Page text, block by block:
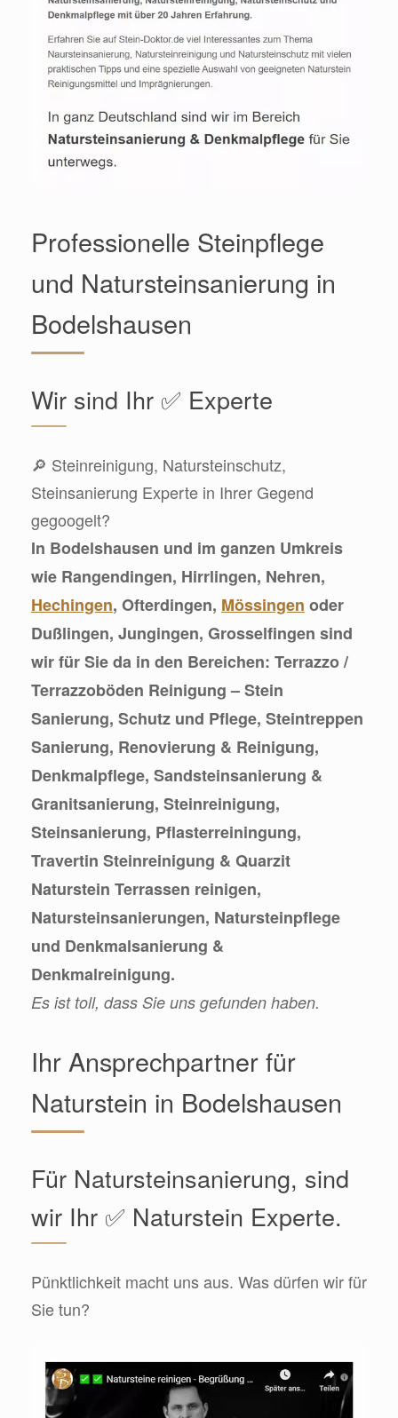
Professionelle Steinpflege
und Natursteinsanierung in
Bodelshausen
Wir sind Ihr ✅ Experte
🔎 Steinreinigung, Natursteinschutz,
Steinsanierung Experte in Ihrer Gegend
gegoogelt?
In Bodelshausen und im ganzen Umkreis
wie Rangendingen, Hirrlingen, Nehren,
Hechingen, Ofterdingen, Mössingen oder
Dußlingen, Jungingen, Grosselfingen sind
wir für Sie da in den Bereichen: Terrazzo /
Terrazzoböden Reinigung – Stein
Sanierung, Schutz und Pflege, Steintreppen
Sanierung, Renovierung & Reinigung,
Denkmalpflege, Sandsteinsanierung &
Granitsanierung, Steinreinigung,
Steinsanierung, Pflasterreiningung,
Travertin Steinreinigung & Quarzit
Naturstein Terrassen reinigen,
Natursteinsanierungen, Natursteinpflege
und Denkmalsanierung &
Denkmalreinigung.
Es ist toll, dass Sie uns gefunden haben.
Ihr Ansprechpartner für
Naturstein in Bodelshausen
Für Natursteinsanierung, sind
wir Ihr ✅ Naturstein Experte.
Pünktlichkeit macht uns aus. Was dürfen wir für
Sie tun?